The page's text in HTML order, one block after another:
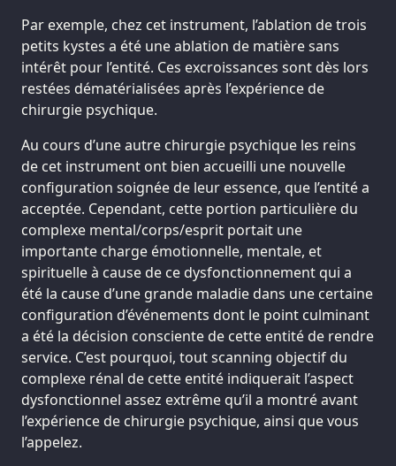
Par exemple, chez cet instrument, l’ablation de trois
petits kystes a été une ablation de matière sans
intérêt pour l’entité. Ces excroissances sont dès lors
restées dématérialisées après l’expérience de
chirurgie psychique.
Au cours d’une autre chirurgie psychique les reins
de cet instrument ont bien accueilli une nouvelle
configuration soignée de leur essence, que l’entité a
acceptée. Cependant, cette portion particulière du
complexe mental/corps/esprit portait une
importante charge émotionnelle, mentale, et
spirituelle à cause de ce dysfonctionnement qui a
été la cause d’une grande maladie dans une certaine
configuration d’événements dont le point culminant
a été la décision consciente de cette entité de rendre
service. C’est pourquoi, tout scanning objectif du
complexe rénal de cette entité indiquerait l’aspect
dysfonctionnel assez extrême qu’il a montré avant
l’expérience de chirurgie psychique, ainsi que vous
l’appelez.